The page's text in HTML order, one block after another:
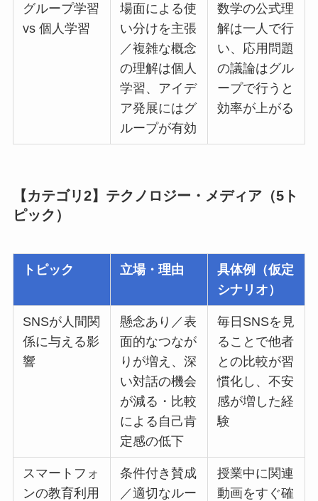
グループ学習
vs 個人学習
場面による使
い分けを主張
／複雑な概念
の理解は個人
学習、アイデ
ア発展にはグ
ループが有効
数学の公式理
解は一人で行
い、応用問題
の議論はグル
ープで行うと
効率が上がる
【カテゴリ2】テクノロジー・メディア（5ト
ピック）
トピック 立場・理由
具体例（仮定
シナリオ）
SNSが人間関
係に与える影
響
懸念あり／表
面的なつなが
りが増え、深
い対話の機会
が減る・比較
による自己肯
定感の低下
毎日SNSを見
ることで他者
との比較が習
慣化し、不安
感が増した経
験
スマートフォ
ンの教育利用
条件付き賛成
／適切なルー
授業中に関連
動画をすぐ確